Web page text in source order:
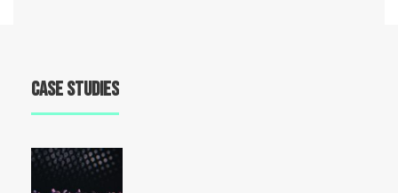
Case Studies